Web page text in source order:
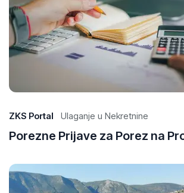
ZKS Portal Ulaganje u Nekretnine